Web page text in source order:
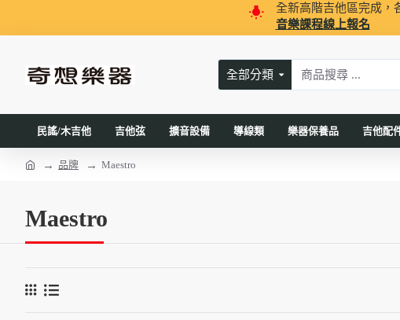
全新高階吉他區完成，
音樂課程線上報名
全部分類
民謠/木吉他 吉他弦 擴音設備 導線類 樂器保養品 吉他配
品牌 Maestro
Maestro